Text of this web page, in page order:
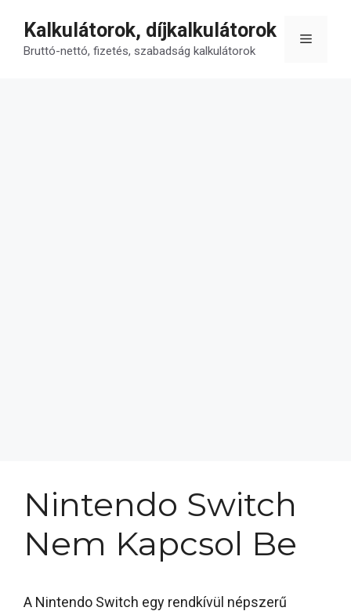
tartalomba
Kalkulátorok, díjkalkulátorok
Bruttó-nettó, fizetés, szabadság kalkulátorok
Menü
Nintendo Switch
Nem Kapcsol Be
A Nintendo Switch egy rendkívül népszerű